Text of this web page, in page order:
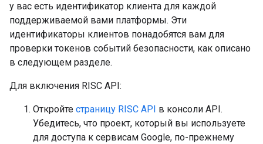
у вас есть идентификатор клиента для каждой
поддерживаемой вами платформы. Эти
идентификаторы клиентов понадобятся вам для
проверки токенов событий безопасности, как описано
в следующем разделе.
Для включения RISC API:
Откройте страницу RISC API в консоли API.
Убедитесь, что проект, который вы используете
для доступа к сервисам Google, по-прежнему